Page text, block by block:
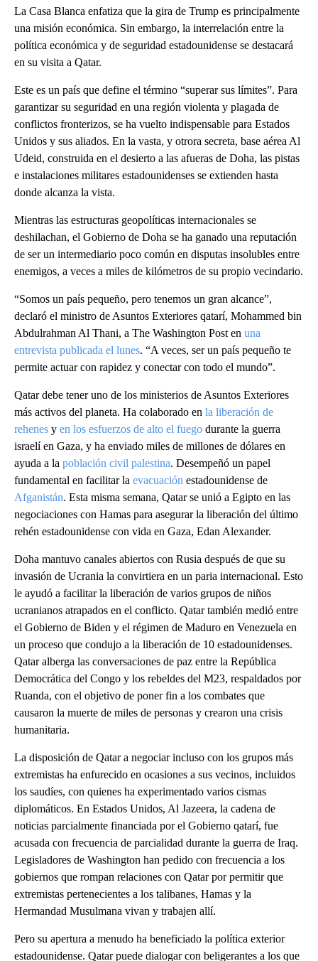
La Casa Blanca enfatiza que la gira de Trump es principalmente
una misión económica. Sin embargo, la interrelación entre la
política económica y de seguridad estadounidense se destacará
en su visita a Qatar.
Este es un país que define el término “superar sus límites”. Para
garantizar su seguridad en una región violenta y plagada de
conflictos fronterizos, se ha vuelto indispensable para Estados
Unidos y sus aliados. En la vasta, y otrora secreta, base aérea Al
Udeid, construida en el desierto a las afueras de Doha, las pistas
e instalaciones militares estadounidenses se extienden hasta
donde alcanza la vista.
Mientras las estructuras geopolíticas internacionales se
deshilachan, el Gobierno de Doha se ha ganado una reputación
de ser un intermediario poco común en disputas insolubles entre
enemigos, a veces a miles de kilómetros de su propio vecindario.
“Somos un país pequeño, pero tenemos un gran alcance”,
declaró el ministro de Asuntos Exteriores qatarí, Mohammed bin
Abdulrahman Al Thani, a The Washington Post en una
entrevista publicada el lunes. “A veces, ser un país pequeño te
permite actuar con rapidez y conectar con todo el mundo”.
Qatar debe tener uno de los ministerios de Asuntos Exteriores
más activos del planeta. Ha colaborado en la liberación de
rehenes y en los esfuerzos de alto el fuego durante la guerra
israelí en Gaza, y ha enviado miles de millones de dólares en
ayuda a la población civil palestina. Desempeñó un papel
fundamental en facilitar la evacuación estadounidense de
Afganistán. Esta misma semana, Qatar se unió a Egipto en las
negociaciones con Hamas para asegurar la liberación del último
rehén estadounidense con vida en Gaza, Edan Alexander.
Doha mantuvo canales abiertos con Rusia después de que su
invasión de Ucrania la convirtiera en un paria internacional. Esto
le ayudó a facilitar la liberación de varios grupos de niños
ucranianos atrapados en el conflicto. Qatar también medió entre
el Gobierno de Biden y el régimen de Maduro en Venezuela en
un proceso que condujo a la liberación de 10 estadounidenses.
Qatar alberga las conversaciones de paz entre la República
Democrática del Congo y los rebeldes del M23, respaldados por
Ruanda, con el objetivo de poner fin a los combates que
causaron la muerte de miles de personas y crearon una crisis
humanitaria.
La disposición de Qatar a negociar incluso con los grupos más
extremistas ha enfurecido en ocasiones a sus vecinos, incluidos
los saudíes, con quienes ha experimentado varios cismas
diplomáticos. En Estados Unidos, Al Jazeera, la cadena de
noticias parcialmente financiada por el Gobierno qatarí, fue
acusada con frecuencia de parcialidad durante la guerra de Iraq.
Legisladores de Washington han pedido con frecuencia a los
gobiernos que rompan relaciones con Qatar por permitir que
extremistas pertenecientes a los talibanes, Hamas y la
Hermandad Musulmana vivan y trabajen allí.
Pero su apertura a menudo ha beneficiado la política exterior
estadounidense. Qatar puede dialogar con beligerantes a los que